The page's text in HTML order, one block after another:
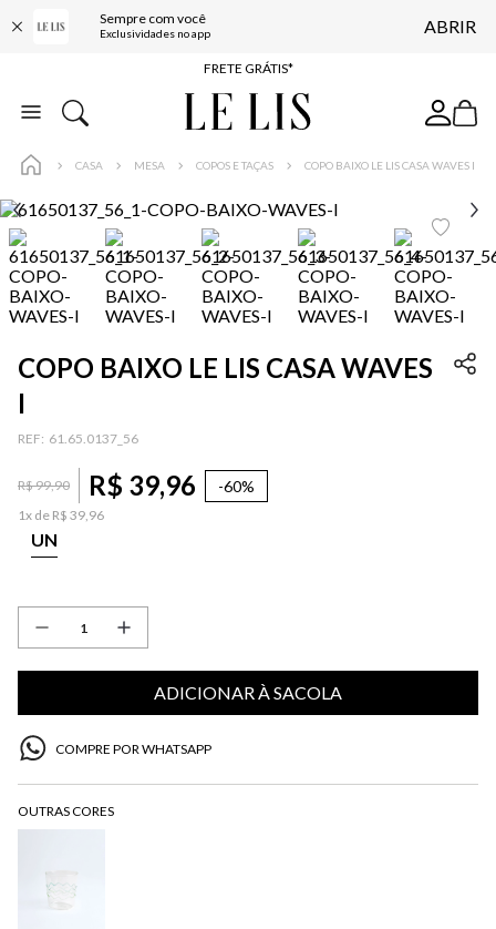
Sempre com você
Exclusividades no app ABRIR
ENTREGA EXPRESSA*
FRETE GRÁTIS*
BAIXE O APP
CASA MESA COPOS E TAÇAS COPO BAIXO LE LIS CASA WAVES I
COPO BAIXO LE LIS CASA WAVES
I
: 61.65.0137_56
R$99,90 R$ 39,96 -60%
1x de R$ 39,96
UN
ADICIONAR À SACOLA
COMPRE POR WHATSAPP